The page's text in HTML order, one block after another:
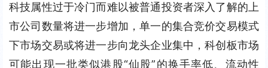
科技属性过于冷门而难以被普通投资者深入了解的上
市公司数量将进一步增加，单一的集合竞价交易模式
下市场交易或将进一步向龙头企业集中，科创板市场
可能出现一批类似港股“仙股”的换手率低、流动性